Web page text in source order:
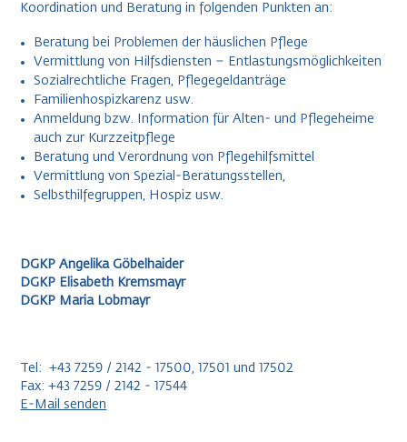
Koordination und Beratung in folgenden Punkten an:
Beratung bei Problemen der häuslichen Pflege
Vermittlung von Hilfsdiensten – Entlastungsmöglichkeiten
Sozialrechtliche Fragen, Pflegegeldanträge
Familienhospizkarenz usw.
Anmeldung bzw. Information für Alten- und Pflegeheime
auch zur Kurzzeitpflege
Beratung und Verordnung von Pflegehilfsmittel
Vermittlung von Spezial-Beratungsstellen,
Selbsthilfegruppen, Hospiz usw.
DGKP Angelika Göbelhaider
DGKP Elisabeth Kremsmayr
DGKP Maria Lobmayr
Tel: +43 7259 / 2142 - 17500, 17501 und 17502
Fax: +43 7259 / 2142 - 17544
E-Mail senden